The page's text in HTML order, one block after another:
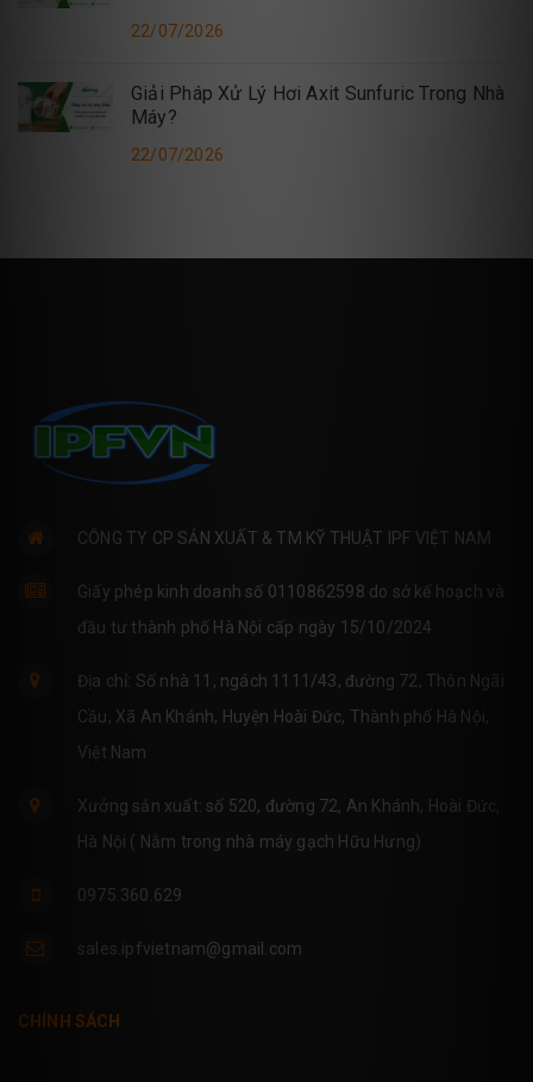
22/07/2026
Giải Pháp Xử Lý Hơi Axit Sunfuric Trong Nhà
Máy?
22/07/2026
CÔNG TY CP SẢN XUẤT & TM KỸ THUẬT IPF VIỆT NAM
Giấy phép kinh doanh số 0110862598 do sở kế hoạch và
đầu tư thành phố Hà Nội cấp ngày 15/10/2024
Địa chỉ: Số nhà 11, ngách 1111/43, đường 72, Thôn Ngãi
Cầu, Xã An Khánh, Huyện Hoài Đức, Thành phố Hà Nội,
Việt Nam
Xưởng sản xuất: số 520, đường 72, An Khánh, Hoài Đức,
Hà Nội ( Nằm trong nhà máy gạch Hữu Hưng)
0975.360.629
sales.ipfvietnam@gmail.com
CHÍNH SÁCH